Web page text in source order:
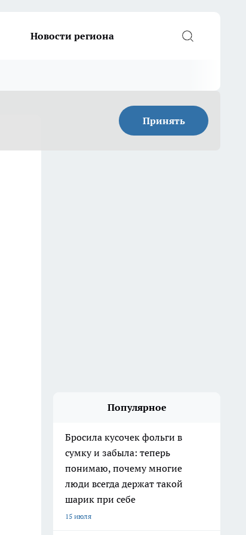
Новости региона
Принять
Популярное
Бросила кусочек фольги в
сумку и забыла: теперь
понимаю, почему многие
люди всегда держат такой
шарик при себе
15 июля